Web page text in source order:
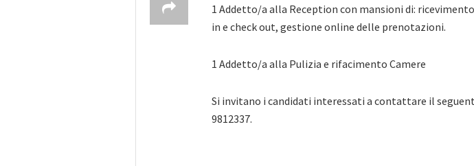
1 Addetto/a alla Reception con mansioni di:
in e check out, gestione online delle prenotazioni.
1 Addetto/a alla Pulizia e rifacimento Camere
Si invitano i candidati interessati a contattare il
9812337.